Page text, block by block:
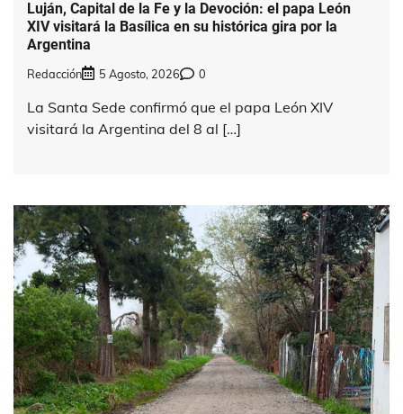
Luján, Capital de la Fe y la Devoción: el papa León
XIV visitará la Basílica en su histórica gira por la
Argentina
Redacción 5 Agosto, 2026 0
La Santa Sede confirmó que el papa León XIV
visitará la Argentina del 8 al […]